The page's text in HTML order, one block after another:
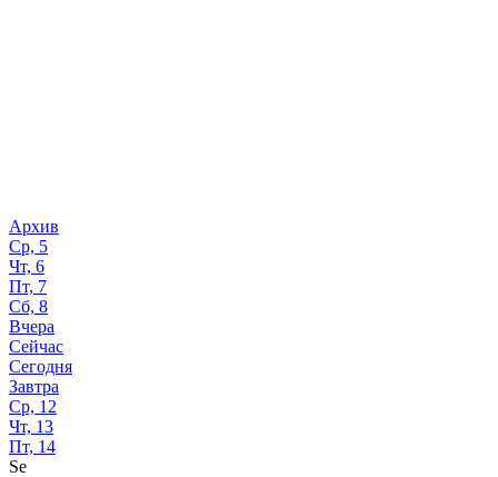
Архив
Ср, 5
Чт, 6
Пт, 7
Сб, 8
Вчера
Сейчас
Сегодня
Завтра
Ср, 12
Чт, 13
Пт, 14
Se